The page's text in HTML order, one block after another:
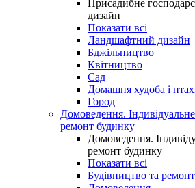
Присадибне
дизайн
Показати всі
Ландшафтний дизайн
Бджільництво
Квітництво
Сад
Домашня худоба і
Город
Домоведення.
ремонт будинку
Домоведення.
ремонт будинку
Показати всі
Будівництво та